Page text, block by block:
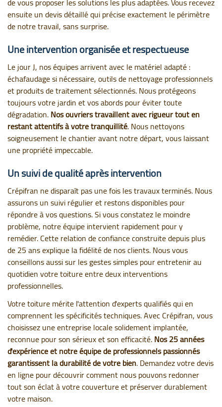
ensuite un devis détaillé qui précise exactement le périmètre
de notre travail, sans surprise.
Une intervention organisée et respectueuse
Le jour J, nos équipes arrivent avec le matériel adapté :
échafaudage si nécessaire, outils de nettoyage professionnels
et produits de traitement sélectionnés. Nous protégeons
toujours votre jardin et vos abords pour éviter toute
dégradation.Nos ouvriers travaillent avec rigueur tout en
restant attentifs à votre tranquillité. Nous nettoyons
soigneusement le chantier avant notre départ, vous laissant
une propriété impeccable.
Un suivi de qualité après intervention
Crépifran ne disparaît pas une fois les travaux terminés. Nous
assurons un suivi régulier et restons disponibles pour
répondre à vos questions. Si vous constatez le moindre
problème, notre équipe intervient rapidement pour y
remédier. Cette relation de confiance construite depuis plus
de 25 ans explique la fidélité de nos clients. Nous vous
conseillons aussi sur les gestes simples pour entretenir au
quotidien votre toiture entre deux interventions
professionnelles.
Votre toiture mérite l'attention d'experts qualifiés qui en
comprennent les spécificités techniques. Avec Crépifran, vous
choisissez une entreprise locale solidement implantée,
reconnue pour son sérieux et son efficacité.Nos 25 années
d'expérience et notre équipe de professionnels passionnés
garantissent la durabilité de votre bien. Demandez votre devis
en ligne pour découvrir comment nous pouvons redonner
tout son éclat à votre couverture et préserver durablement
votre maison.